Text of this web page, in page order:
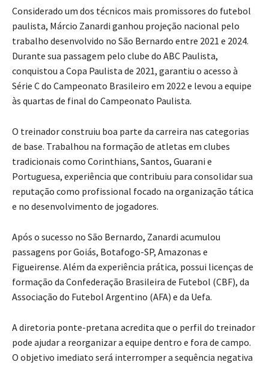
Considerado um dos técnicos mais promissores do futebol
paulista, Márcio Zanardi ganhou projeção nacional pelo
trabalho desenvolvido no São Bernardo entre 2021 e 2024.
Durante sua passagem pelo clube do ABC Paulista,
conquistou a Copa Paulista de 2021, garantiu o acesso à
Série C do Campeonato Brasileiro em 2022 e levou a equipe
às quartas de final do Campeonato Paulista.
O treinador construiu boa parte da carreira nas categorias
de base. Trabalhou na formação de atletas em clubes
tradicionais como Corinthians, Santos, Guarani e
Portuguesa, experiência que contribuiu para consolidar sua
reputação como profissional focado na organização tática
e no desenvolvimento de jogadores.
Após o sucesso no São Bernardo, Zanardi acumulou
passagens por Goiás, Botafogo-SP, Amazonas e
Figueirense. Além da experiência prática, possui licenças de
formação da Confederação Brasileira de Futebol (CBF), da
Associação do Futebol Argentino (AFA) e da Uefa.
A diretoria ponte-pretana acredita que o perfil do treinador
pode ajudar a reorganizar a equipe dentro e fora de campo.
O objetivo imediato será interromper a sequência negativa